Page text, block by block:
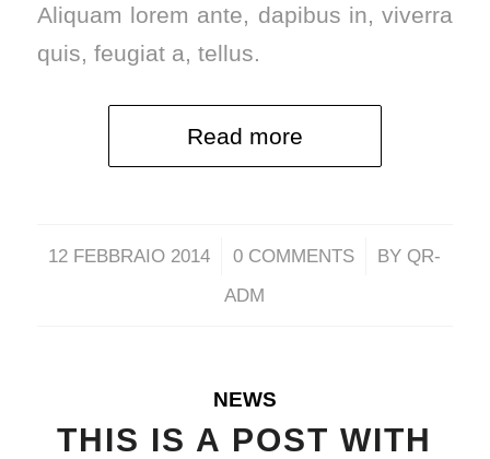
Aliquam lorem ante, dapibus in, viverra
quis, feugiat a, tellus.
Read more
12 FEBBRAIO 2014
/ 0 COMMENTS
/ BY QR-
ADM
NEWS
THIS IS A POST WITH